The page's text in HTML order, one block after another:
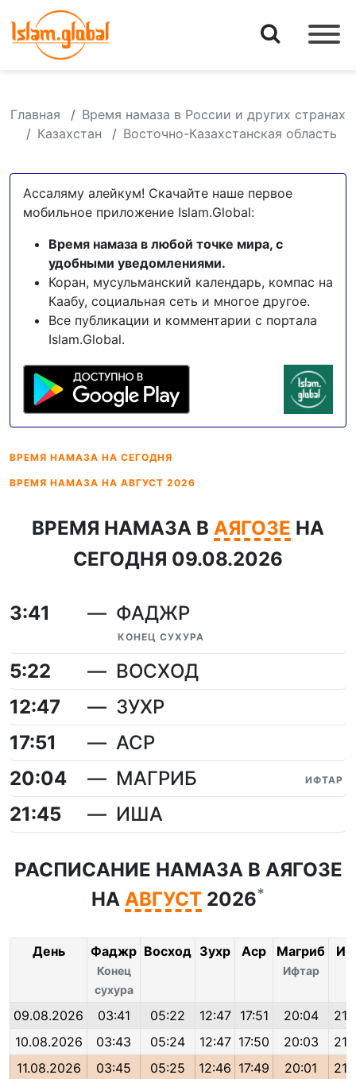
Главная
Время намаза в России и других странах
Казахстан
Восточно-Казахстанская область
Ассаляму алейкум! Скачайте наше первое
мобильное приложение Islam.Global:
Время намаза в любой точке мира, с
удобными уведомлениями.
Коран, мусульманский календарь, компас на
Каабу, социальная сеть и многое другое.
Все публикации и комментарии с портала
Islam.Global.
ВРЕМЯ НАМАЗА НА СЕГОДНЯ
ВРЕМЯ НАМАЗА НА АВГУСТ 2026
ВРЕМЯ НАМАЗА В АЯГОЗЕ НА
СЕГОДНЯ 09.08.2026
3:41 ФАДЖР
КОНЕЦ СУХУРА
5:22
ВОСХОД
12:47
ЗУХР
17:51
АСР
20:04
МАГРИБ ИФТАР
21:45 ИША
РАСПИСАНИЕ НАМАЗА В АЯГОЗЕ
НА АВГУСТ 2026*
День Фаджр
Конец
сухура
Восход Зухр Аср Магриб
Ифтар
09.08.2026 03:41 05:22 12:47 17:51 20:04
10.08.2026
03:43 05:24 12:47 17:50 20:03
11.08.2026
03:45 05:25 12:46 17:49 20:01